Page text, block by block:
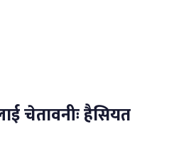
चेतावनीः हैसियत